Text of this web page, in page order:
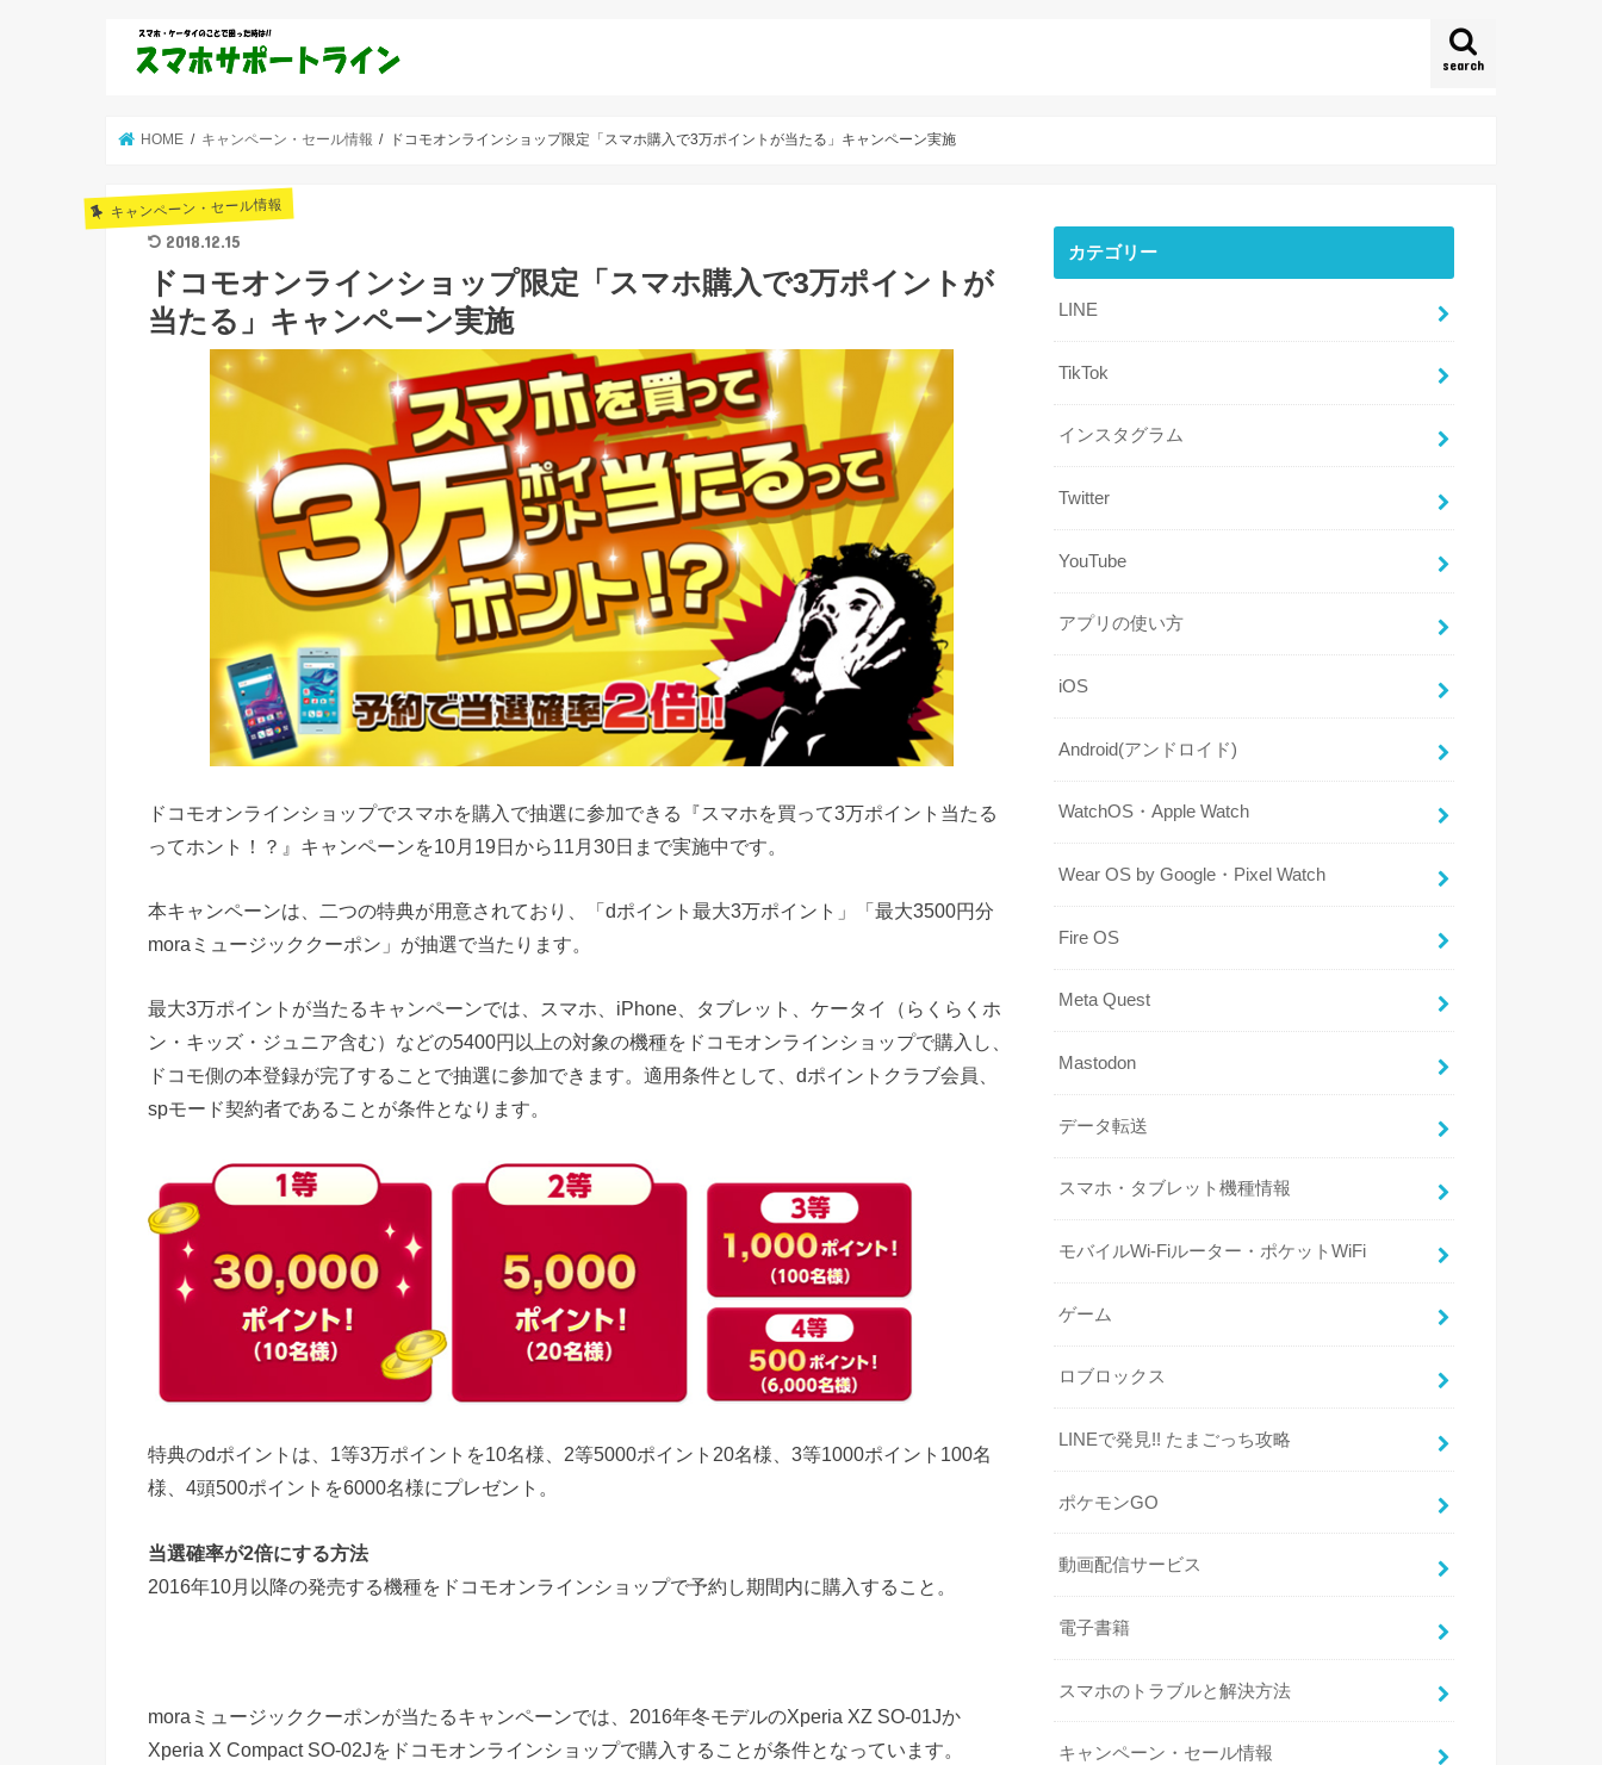
search
HOME キャンペーン・セール情報 ドコモオンラインショップ限定「スマホ購入で3万ポイントが当たる」キャンペーン実施
キャンペーン・セール情報
2018.12.15
ドコモオンラインショップ限定「スマホ購入で3万ポイントが
当たる」キャンペーン実施
ドコモオンラインショップでスマホを購入で抽選に参加できる『スマホを買って3万ポイント当たる
ってホント！？』キャンペーンを10月19日から11月30日まで実施中です。
本キャンペーンは、二つの特典が用意されており、「dポイント最大3万ポイント」「最大3500円分
moraミュージッククーポン」が抽選で当たります。
最大3万ポイントが当たるキャンペーンでは、スマホ、iPhone、タブレット、ケータイ（らくらくホ
ン・キッズ・ジュニア含む）などの5400円以上の対象の機種をドコモオンラインショップで購入し、
ドコモ側の本登録が完了することで抽選に参加できます。適用条件として、dポイントクラブ会員、
spモード契約者であることが条件となります。
特典のdポイントは、1等3万ポイントを10名様、2等5000ポイント20名様、3等1000ポイント100名
様、4頭500ポイントを6000名様にプレゼント。
当選確率が2倍にする方法
2016年10月以降の発売する機種をドコモオンラインショップで予約し期間内に購入すること。
moraミュージッククーポンが当たるキャンペーンでは、2016年冬モデルのXperia XZ SO-01Jか
Xperia X Compact SO-02Jをドコモオンラインショップで購入することが条件となっています。
カテゴリー
LINE
TikTok
インスタグラム
Twitter
YouTube
アプリの使い方
iOS
Android(アンドロイド)
WatchOS・Apple Watch
Wear OS by Google・Pixel Watch
Fire OS
Meta Quest
Mastodon
データ転送
スマホ・タブレット機種情報
モバイルWi-Fiルーター・ポケットWiFi
ゲーム
ロブロックス
LINEで発見!! たまごっち攻略
ポケモンGO
動画配信サービス
電子書籍
スマホのトラブルと解決方法
キャンペーン・セール情報